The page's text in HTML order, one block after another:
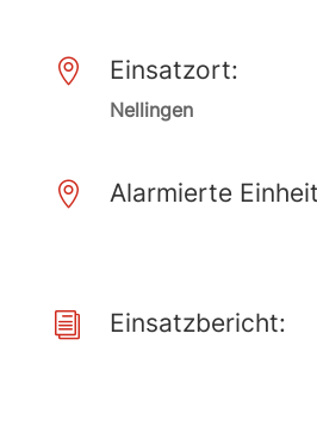
 Einsatzort:
Nellingen
 Alarmierte
i Einsatzbericht: